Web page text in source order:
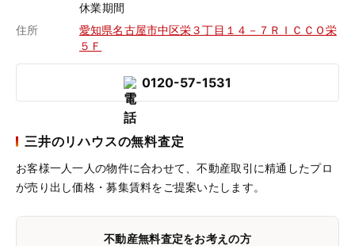
休業期間
住所
愛知県名古屋市中区栄３丁目１４－７ＲＩＣＣＯ栄
５Ｆ
0120-57-1531
三井のリハウスの無料査定
お客様一人一人の物件に合わせて、不動産取引に精通したプロ
が売り出し価格・募集賃料をご提案いたします。
不動産無料査定をお考えの方